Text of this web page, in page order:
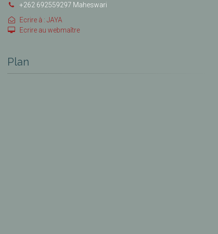
+262 692559297 Maheswari
Ecrire à : JAYA
Ecrire au webmaître
Plan